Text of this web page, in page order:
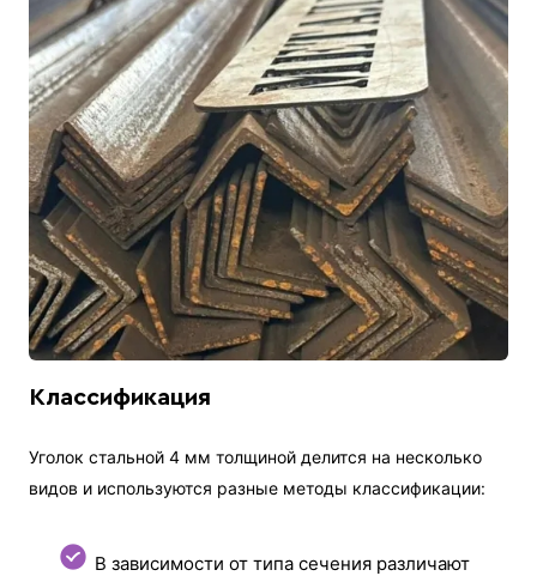
Классификация
Уголок стальной 4 мм толщиной делится на несколько
видов и используются разные методы классификации:
В зависимости от типа сечения различают